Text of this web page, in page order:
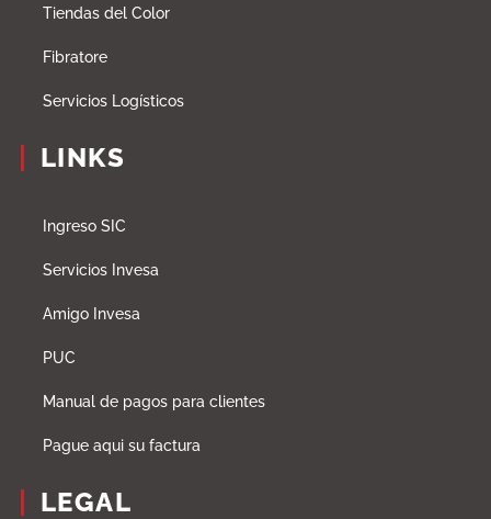
Tiendas del Color
Fibratore
Servicios Logísticos
LINKS
Ingreso SIC
Servicios Invesa
Amigo Invesa
PUC
Manual de pagos para clientes
Pague aqui su factura
LEGAL